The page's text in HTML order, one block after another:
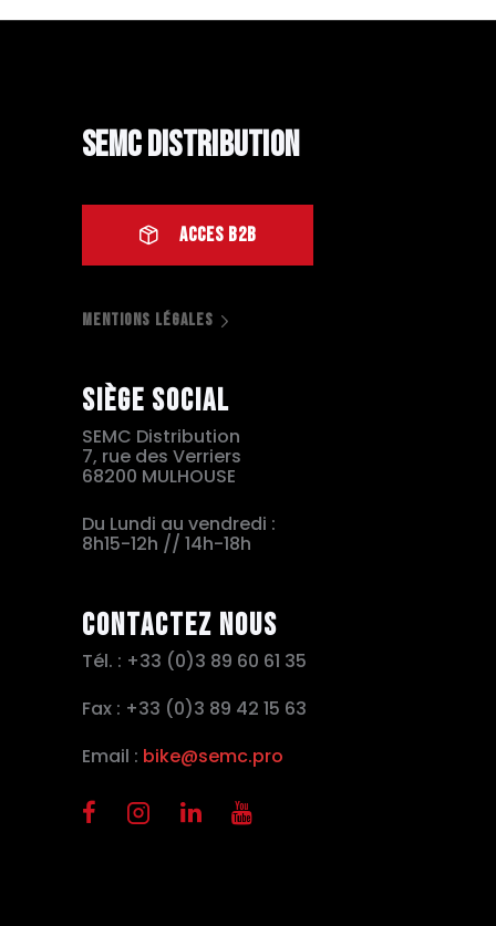
SEMC Distribution
ACCES B2B
MENTIONS LÉGALES
Siège social
SEMC Distribution
7, rue des Verriers
68200 MULHOUSE
Du Lundi au vendredi :
8h15-12h // 14h-18h
Contactez nous
Tél. : +33 (0)3 89 60 61 35
Fax : +33 (0)3 89 42 15 63
Email : bike@semc.pro